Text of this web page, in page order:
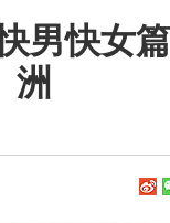
男快女
洲